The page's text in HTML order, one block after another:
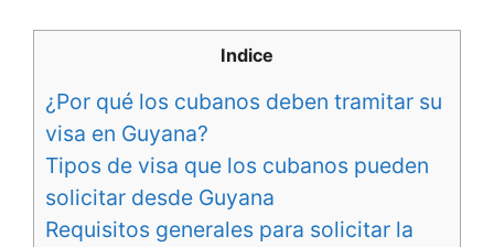
Indice
¿Por qué los cubanos deben tramitar su
visa en Guyana?
Tipos de visa que los cubanos pueden
solicitar desde Guyana
Requisitos generales para solicitar la